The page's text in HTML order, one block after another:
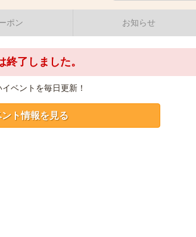
ポン お知らせ
終了しました。
ベントを毎日更新！
ト情報を見る